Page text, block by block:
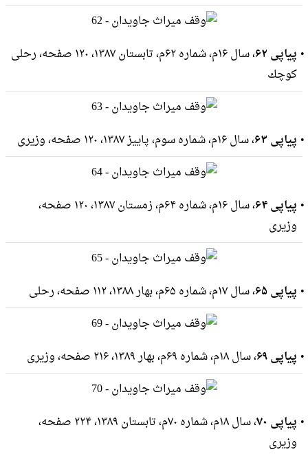
پیاپی ۶۲
، سال ۱۶م، شماره ۶۲م، تابستان ۱۳۸۷، ۱۲۰ صفحه، رحلى
كوچك
پیاپی ۶۳ ، سال ۱۶م، شماره سوم، پاییز ۱۳۸۷، ۱۲۰ صفحه، وزيرى
پیاپی ۶۴
، سال ۱۶م، شماره ۶۴م، زمستان ۱۳۸۷، ۱۲۰ صفحه،
وزيرى
پیاپی ۶۵ ، سال ۱۷م، شماره ۶۵م، بهار ۱۳۸۸، ۱۱۲ صفحه، رحلى
پیاپی ۶۹ ، سال ۱۸م، شماره ۶۹م، بهار ۱۳۸۹، ۲۱۶ صفحه، وزيرى
پیاپی ۷۰
، سال ۱۸م، شماره ۷۰م، تابستان ۱۳۸۹، ۲۲۴ صفحه،
وزيرى